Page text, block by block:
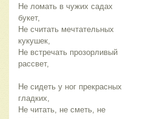
Не ломать в чужих садах
букет,
Не считать мечтательных
кукушек,
Не встречать прозорливый
рассвет,
Не сидеть у ног прекрасных
гладких,
Не читать, не сметь, не